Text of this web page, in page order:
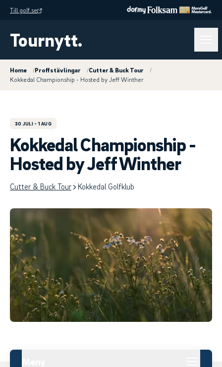
Till golf.se
Tournytt.
Home /Proffstävlingar /Cutter & Buck Tour
/
Kokkedal Championship - Hosted by Jeff Winther
30 JULI - 1 AUG
Kokkedal Championship -
Hosted by Jeff Winther
Cutter & Buck Tour Kokkedal Golfklub